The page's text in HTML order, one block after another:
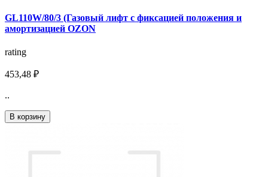
GL110W/80/3 (Газовый лифт с фиксацией положения и
амортизацией OZON
rating
453,48 ₽
..
В корзину